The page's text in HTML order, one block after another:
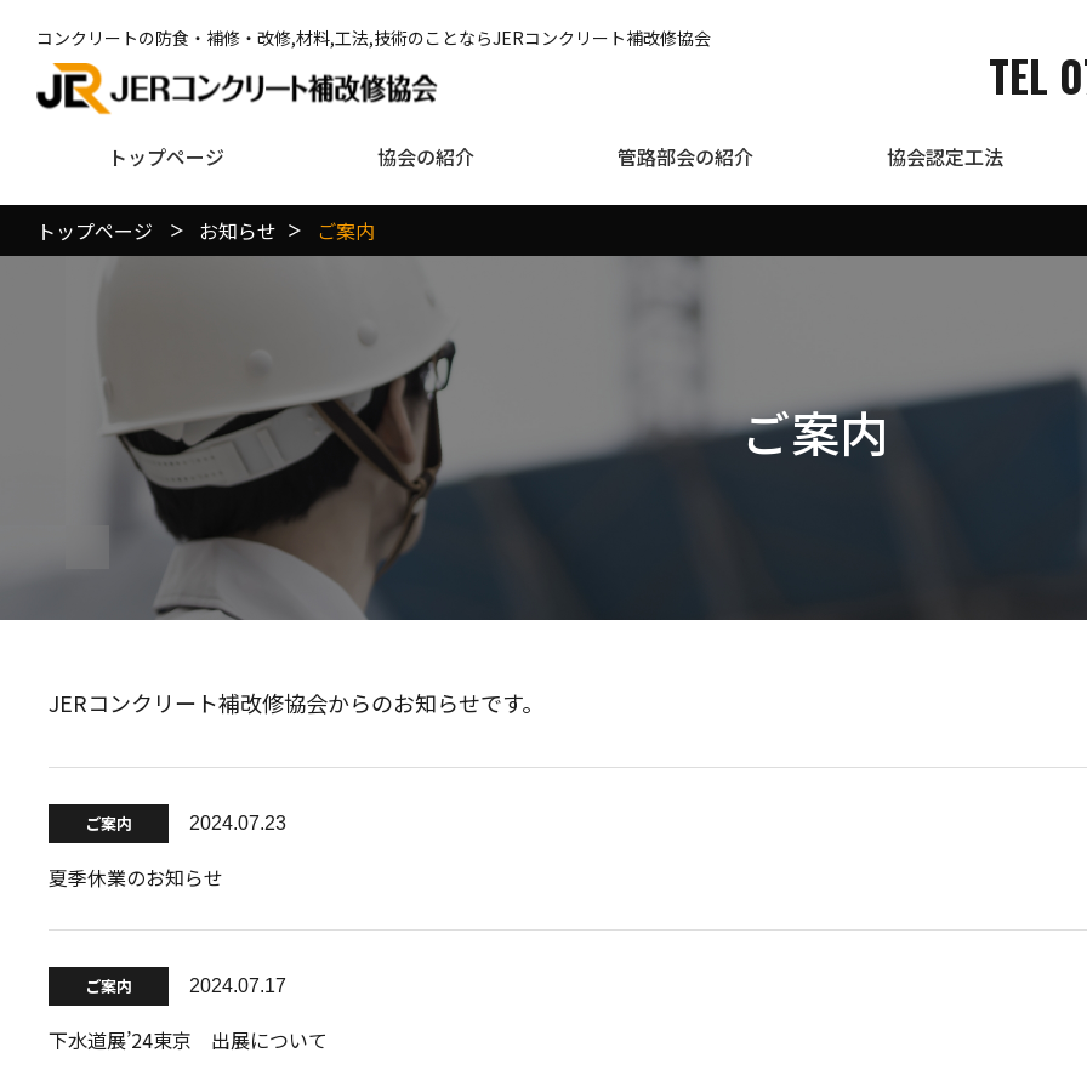
コンクリートの防食・補修・改修,材料,工法,技術のことならJERコンクリート補改修協会
TEL
トップページ 協会の紹介 管路部会の紹介 協会認定工法
トップページ お知らせ ご案内
ご案内
JERコンクリート補改修協会からのお知らせです。
ご案内 2024.07.23
夏季休業のお知らせ
ご案内 2024.07.17
下水道展’24東京 出展について